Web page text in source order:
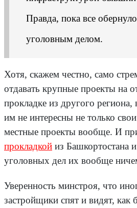
Правда, пока все
уголовным делом.
Хотя, скажем честно, само
отдавать крупные проекты на
прокладке из другого региона,
им не интересны не только
местные проекты вообще. И
прокладкой из Башкортостана
уголовных дел их вообще
Уверенность минстроя, что
застройщики спят и видят, как